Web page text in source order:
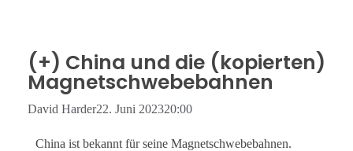
(+) China und die (kopierten)
Magnetschwebebahnen
David Harder22. Juni 202320:00
China ist bekannt für seine Magnetschwebebahnen.